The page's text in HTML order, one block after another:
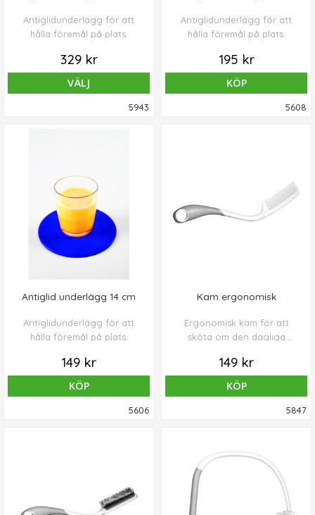
Antiglidunderlägg för att
hålla föremål på plats.
329 kr
VÄLJ
5943
Antiglidunderlägg för att
hålla föremål på plats.
195 kr
KÖP
5608
Antiglid underlägg 14 cm
Antiglidunderlägg för att
hålla föremål på plats.
149 kr
KÖP
5606
Kam ergonomisk
Ergonomisk kam för att
sköta om den dagliga
plast (PP) med ett kraftigt
greppvänligt handtag i mjuk
plast (TPE).
149 kr
KÖP
5847